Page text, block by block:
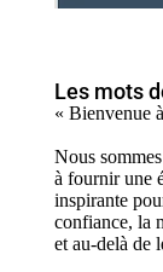
Les mots
« Bienvenue
Nous
à fournir une
inspirante
confiance, la
et au-delà de